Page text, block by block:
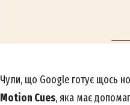
Чули, що Google готує щось
Motion Cues, яка має